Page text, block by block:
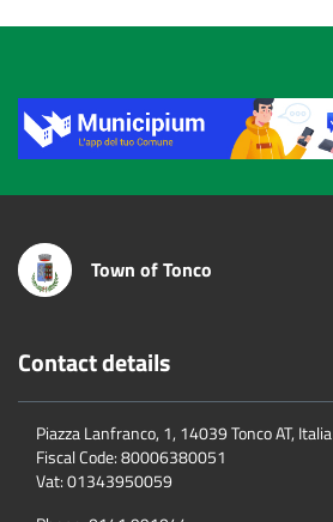
Title
Town of Tonco
Contact details
Piazza Lanfranco, 1, 14039 Tonco AT, Italia
Fiscal Code:80006380051
Vat:01343950059